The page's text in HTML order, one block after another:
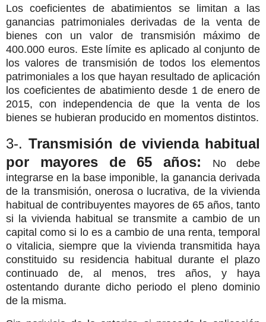
Los coeficientes de abatimientos se limitan a las
ganancias patrimoniales derivadas de la venta de
bienes con un valor de transmisión máximo de
400.000 euros. Este límite es aplicado al conjunto de
los valores de transmisión de todos los elementos
patrimoniales a los que hayan resultado de aplicación
los coeficientes de abatimiento desde 1 de enero de
2015, con independencia de que la venta de los
bienes se hubieran producido en momentos distintos.
3-.Transmisión de vivienda habitual
por mayores de 65 años:
No debe
integrarse en la base imponible, la ganancia derivada
de la transmisión, onerosa o lucrativa, de la vivienda
habitual de contribuyentes mayores de 65 años, tanto
si la vivienda habitual se transmite a cambio de un
capital como si lo es a cambio de una renta, temporal
o vitalicia, siempre que la vivienda transmitida haya
constituido su residencia habitual durante el plazo
continuado de, al menos, tres años, y haya
ostentando durante dicho periodo el pleno dominio
de la misma.